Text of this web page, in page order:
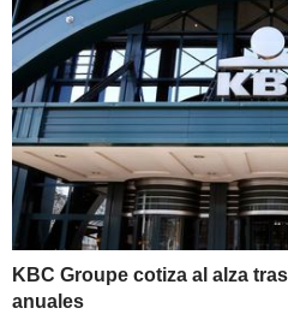
KBC Groupe cotiza al alza
anuales